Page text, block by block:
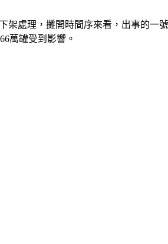
架處理，攤開時間序來看，出事的一
萬罐受到影響。